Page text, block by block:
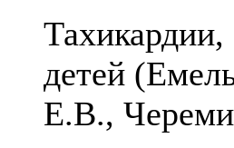
Тахикардии,
детей
Е.В.,